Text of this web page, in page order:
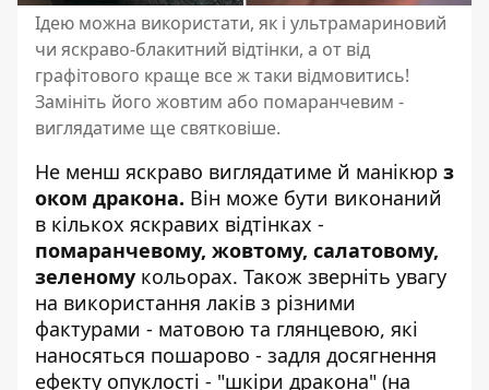
Ідею можна використати, як і ультрамариновий
чи яскраво-блакитний відтінки, а от від
графітового краще все ж таки відмовитись!
Замініть його жовтим або помаранчевим -
виглядатиме ще святковіше.
Не менш яскраво виглядатиме й манікюр з
оком дракона. Він може бути виконаний
в кількох яскравих відтінках -
помаранчевому, жовтому, салатовому,
зеленому кольорах. Також зверніть увагу
на використання лаків з різними
фактурами - матовою та глянцевою, які
наносяться пошарово - задля досягнення
ефекту опуклості - "шкіри дракона" (на